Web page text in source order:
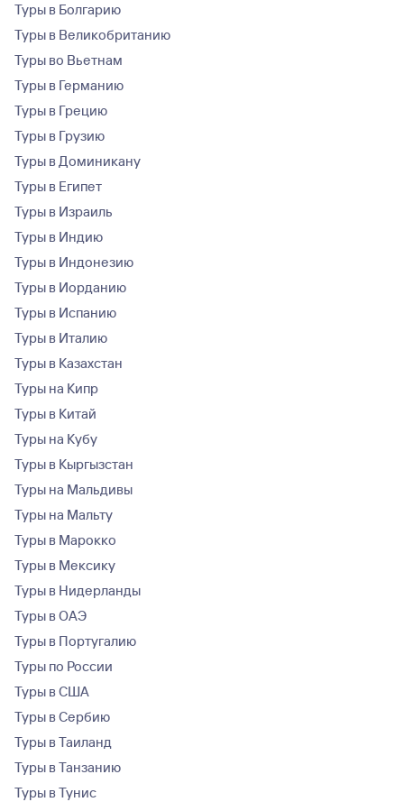
Туры в Болгарию
Туры в Великобританию
Туры во Вьетнам
Туры в Германию
Туры в Грецию
Туры в Грузию
Туры в Доминикану
Туры в Египет
Туры в Израиль
Туры в Индию
Туры в Индонезию
Туры в Иорданию
Туры в Испанию
Туры в Италию
Туры в Казахстан
Туры на Кипр
Туры в Китай
Туры на Кубу
Туры в Кыргызстан
Туры на Мальдивы
Туры на Мальту
Туры в Марокко
Туры в Мексику
Туры в Нидерланды
Туры в ОАЭ
Туры в Португалию
Туры по России
Туры в США
Туры в Сербию
Туры в Таиланд
Туры в Танзанию
Туры в Тунис